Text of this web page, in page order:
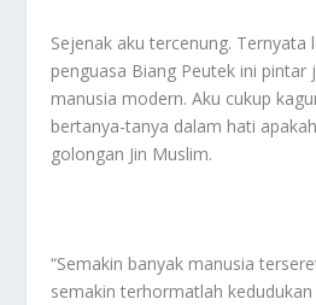
Sejenak aku tercenung. Ternyata
penguasa Biang Peutek ini pintar
manusia modern. Aku cukup
bertanya-tanya dalam hati
golongan Jin Muslim.
“Semakin banyak manusia
semakin terhormatlah